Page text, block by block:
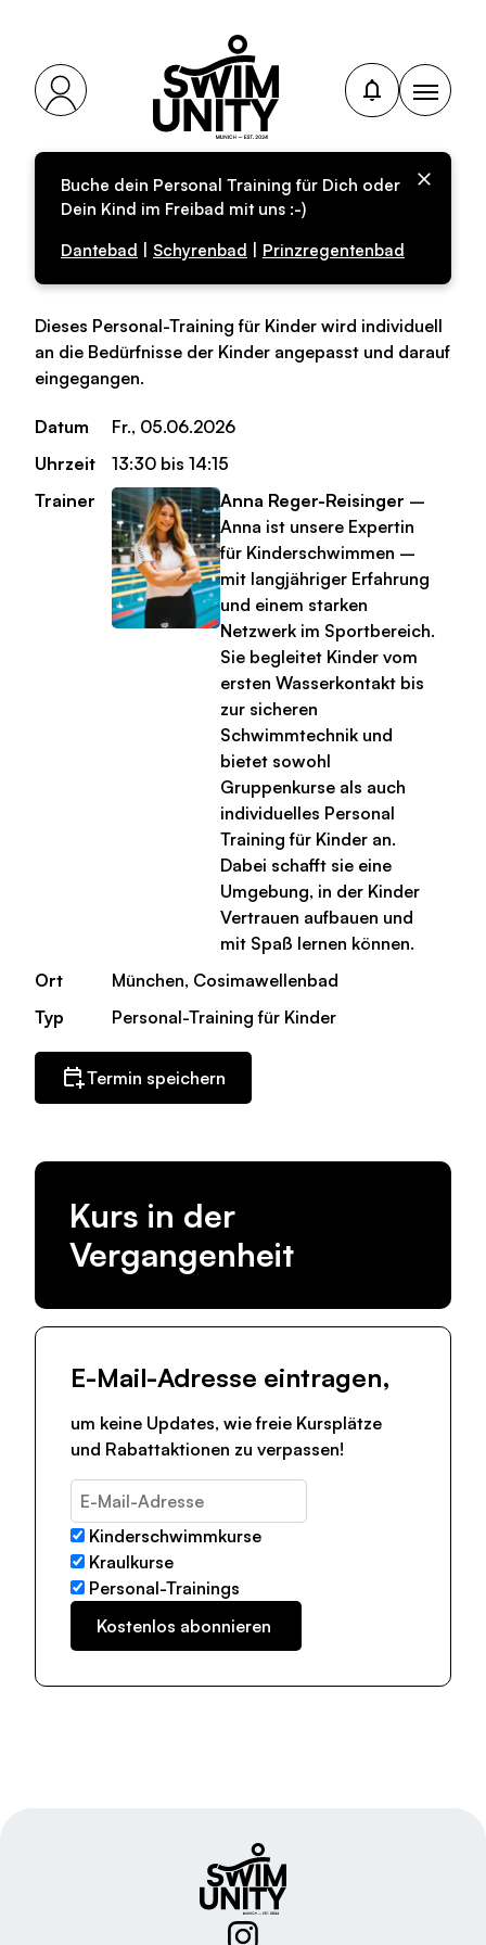
Buche dein Personal Training für Dich oder
Dein Kind im Freibad mit uns :-)
Dantebad
Schyrenbad Prinzregentenbad
Personal-Training für
Kinder (Anfänger)
Dieses Personal-Training für Kinder wird individuell
an die Bedürfnisse der Kinder angepasst und darauf
eingegangen.
Datum
Fr., 05.06.2026
Uhrzeit
13:30 bis 14:15
Trainer
Anna Reger-Reisinger –
Anna ist unsere Expertin
für Kinderschwimmen –
mit langjähriger Erfahrung
und einem starken
Netzwerk im Sportbereich.
Sie begleitet Kinder vom
ersten Wasserkontakt bis
zur sicheren
Schwimmtechnik und
bietet sowohl
Gruppenkurse als auch
individuelles Personal
Training für Kinder an.
Dabei schafft sie eine
Umgebung, in der Kinder
Vertrauen aufbauen und
mit Spaß lernen können.
Ort
München, Cosimawellenbad
Typ
Personal-Training für Kinder
Termin speichern
Kurs in der
Vergangenheit
E-Mail-Adresse eintragen,
um keine Updates, wie freie Kursplätze
und Rabattaktionen zu verpassen!
Kinderschwimmkurse
Kraulkurse
Personal-Trainings